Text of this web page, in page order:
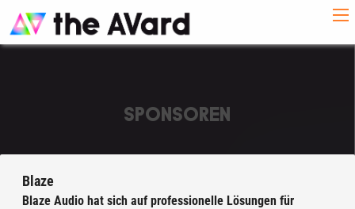
SPONSOREN
Blaze
Blaze Audio hat sich auf professionelle Lösungen für